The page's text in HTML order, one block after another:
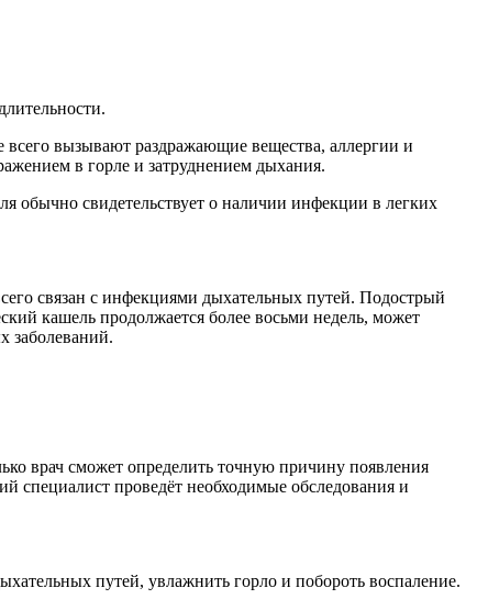
вызывают раздражающие вещества, аллергии и
в горле и затруднением дыхания.
обычно свидетельствует о наличии инфекции в легких
связан с инфекциями дыхательных путей. Подострый
кашель продолжается более восьми недель, может
заболеваний.
врач сможет определить точную причину появления
специалист проведёт необходимые обследования и
путей, увлажнить горло и побороть воспаление.